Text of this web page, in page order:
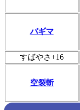
バギマ
すばやさ+16
空裂斬